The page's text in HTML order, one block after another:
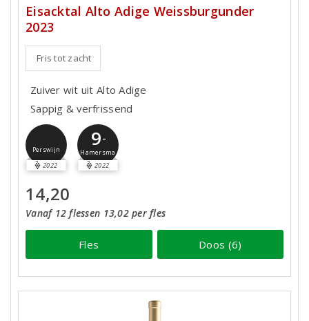
Eisacktal Alto Adige Weissburgunder
2023
Fris tot zacht
Zuiver wit uit Alto Adige
Sappig & verfrissend
Perswijn
2022
9-
Hamersma
2022
14,20
Vanaf 12 flessen 13,02 per fles
Fles Doos (6)